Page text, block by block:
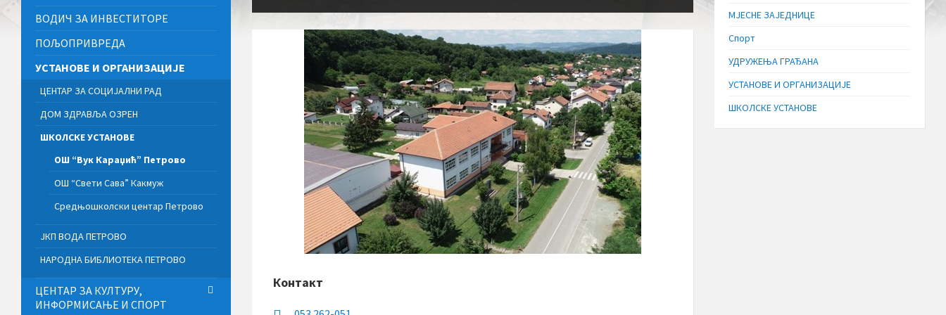
Контакт
ВОДИЧ ЗА ИНВЕСТИТОРЕ
ПОЉОПРИВРЕДА
УСТАНОВЕ И ОРГАНИЗАЦИЈЕ
ЦЕНТАР ЗА СОЦИЈАЛНИ РАД
ДОМ ЗДРАВЉА ОЗРЕН
ШКОЛСКЕ УСТАНОВЕ
ОШ “Вук Караџић” Петрово
ОШ “Свети Сава” Какмуж
Средњошколски центар Петрово
ЈКП ВОДА ПЕТРОВО
НАРОДНА БИБЛИОТЕКА ПЕТРОВО
ЦЕНТАР ЗА КУЛТУРУ,
ИНФОРМИСАЊЕ И СПОРТ
МЈЕСНЕ ЗАЈЕДНИЦЕ
Спорт
УДРУЖЕЊА ГРАЂАНА
УСТАНОВЕ И ОРГАНИЗАЦИЈЕ
ШКОЛСКЕ УСТАНОВЕ